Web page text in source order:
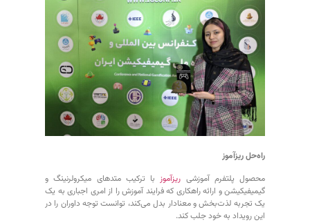
راه‌حل ریزآموز
محصول پلتفرم آموزشی ریزآموز با ترکیب متدهای میکرولرنینگ و
گیمیفیکیشن و ارائه راهکاری که فرایند آموزش را از امری اجباری به یک
یک تجربه لذت‌بخش و معنادار بدل می‌کند، توانست توجه داوران را در
این رویداد به خود جلب کند.